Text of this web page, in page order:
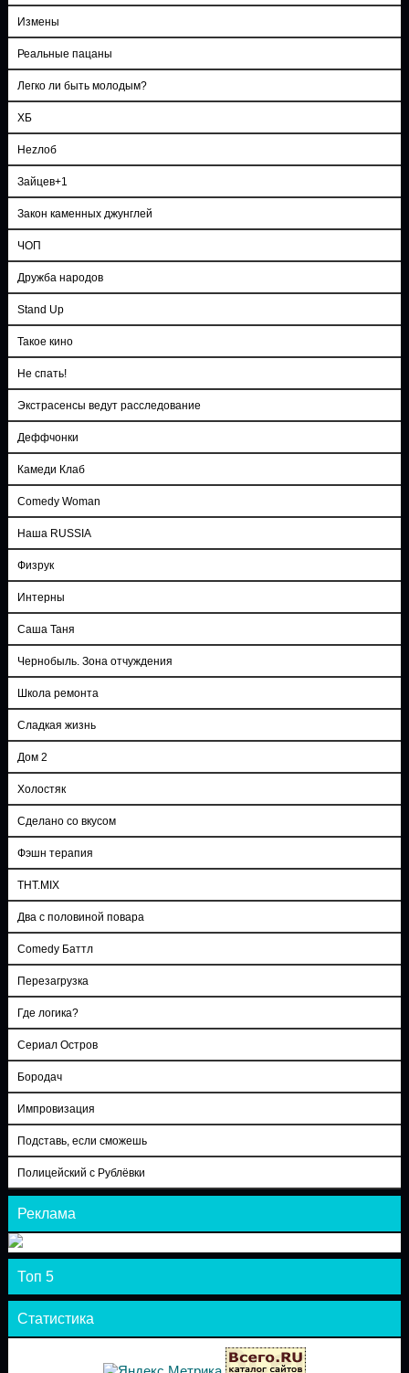
Измены
Реальные пацаны
Легко ли быть молодым?
ХБ
Неzлоб
Зайцев+1
Закон каменных джунглей
ЧОП
Дружба народов
Stand Up
Такое кино
Не спать!
Экстрасенсы ведут расследование
Деффчонки
Камеди Клаб
Comedy Woman
Наша RUSSIA
Физрук
Интерны
Саша Таня
Чернобыль. Зона отчуждения
Школа ремонта
Сладкая жизнь
Дом 2
Холостяк
Сделано со вкусом
Фэшн терапия
ТНТ.MIX
Два с половиной повара
Comedy Баттл
Перезагрузка
Где логика?
Сериал Остров
Бородач
Импровизация
Подставь, если сможешь
Полицейский с Рублёвки
Реклама
Топ 5
Статистика